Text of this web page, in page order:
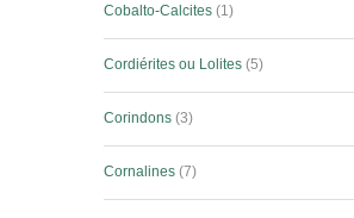
Cobalto-Calcites 1
Cordiérites ou Lolites 5
Corindons 3
Cornalines 7